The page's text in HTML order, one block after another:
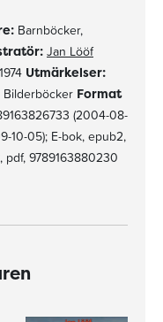
Barnböcker,
Jan Lööf
1974 Utmärkelser:
Bilderböcker Format
(2004-08-
10-05); E-bok, epub2,
pdf, 9789163880230